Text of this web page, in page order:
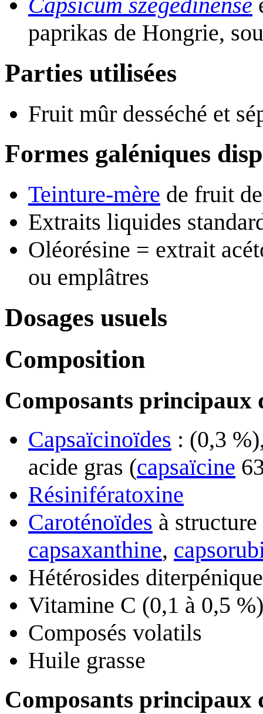
paprikas de Hongrie,
Parties utilisées
Fruit mûr desséché et
Formes galéniques
Teinture-mère de fruit
Extraits liquides
Oléorésine = extrait
ou emplâtres
Dosages usuels
Composition
Composants principaux
Capsaïcinoïdes : (0,3
acide gras (capsaïcine
Résinifératoxine
Caroténoïdes à
capsaxanthine,
Hétérosides
Vitamine C (0,1 à 0,5 %)
Composés volatils
Huile grasse
Composants principaux